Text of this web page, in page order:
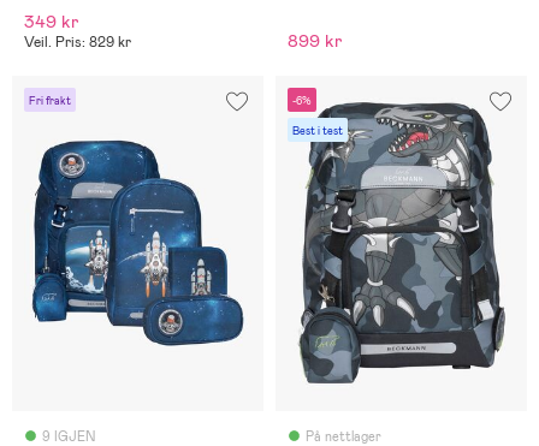
349 kr
Veil. Pris: 829 kr 899 kr
Fri frakt
9 IGJEN
-6%
Best i test
På nettlager